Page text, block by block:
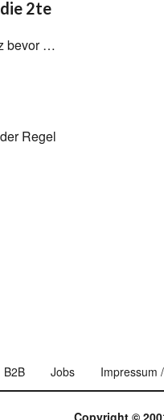
2te
bevor …
Regel
B2B Jobs Impressum
Copyright ©